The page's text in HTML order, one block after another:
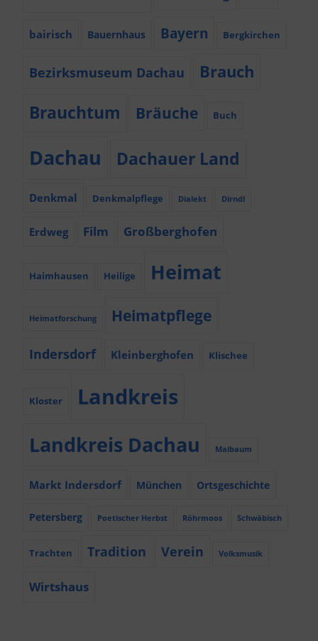
bairisch Bauernhaus Bayern Bergkirchen
Bezirksmuseum Dachau Brauch
Brauchtum Bräuche Buch
Dachau Dachauer Land
Denkmal Denkmalpflege Dialekt Dirndl
Erdweg Film Großberghofen
Haimhausen Heilige Heimat
Heimatforschung Heimatpflege
Indersdorf Kleinberghofen Klischee
Kloster Landkreis
Landkreis Dachau Maibaum
Markt Indersdorf München Ortsgeschichte
Petersberg Poetischer Herbst Röhrmoos Schwäbisch
Trachten Tradition Verein Volksmusik
Wirtshaus